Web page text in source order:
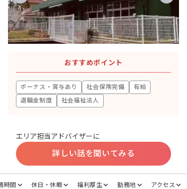
おすすめポイント
ボーナス・賞与あり 社会保険完備
有給
退職金制度
社会福祉法人
エリア担当アドバイザーに
詳しい話を聞いてみる
時間 休日・休暇 福利厚生 勤務地 アクセス